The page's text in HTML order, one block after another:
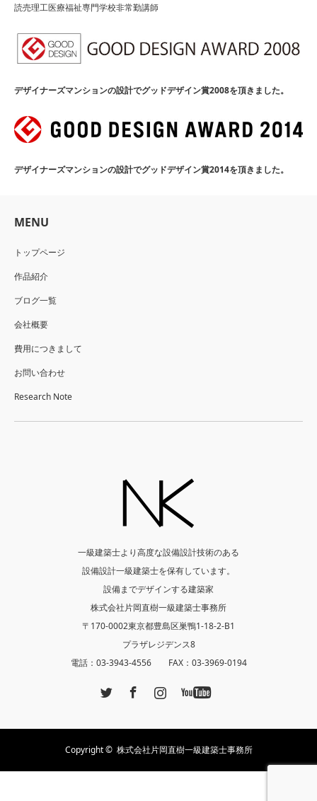
読売理工医療福祉専門学校非常勤講師
デザイナーズマンションの設計でグッドデザイン賞2008を頂きました。
デザイナーズマンションの設計でグッドデザイン賞2014を頂きました。
MENU
トップページ
作品紹介
ブログ一覧
会社概要
費用につきまして
お問い合わせ
Research Note
一級建築士より高度な設備設計技術のある
設備設計一級建築士を保有しています。
設備までデザインする建築家
株式会社片岡直樹一級建築士事務所
〒170-0002東京都豊島区巣鴨1-18-2-B1
プラザレジデンス8
電話：03-3943-4556 FAX：03-3969-0194
Copyright © 株式会社片岡直樹一級建築士事務所